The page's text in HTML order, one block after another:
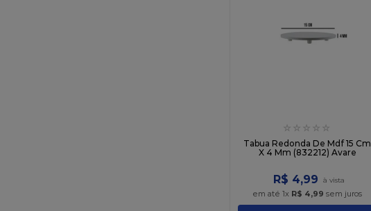
☆ ☆ ☆ ☆ ☆
Tabua Redonda De Mdf 15 Cm
X 4 Mm (832212) Avare
R$ 4,99
em até 1x R$ 4,99 sem juros